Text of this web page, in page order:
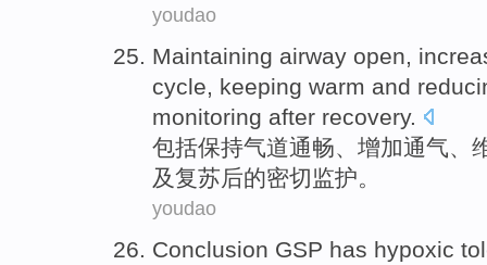
youdao
Maintaining airway open,
cycle, keeping warm and
monitoring after recovery.
包括保持气道通畅、 增加通气、
及复苏后的密切监护。
youdao
Conclusion GSP has hypoxic